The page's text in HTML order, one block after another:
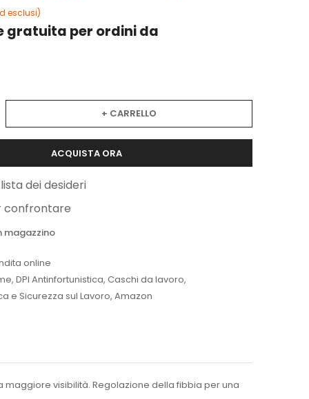
esclusi)
gratuita per ordini da
+ CARRELLO
ACQUISTA ORA
dei desideri
confrontare
magazzino
online
, DPI Antinfortunistica, Caschi da lavoro,
e Sicurezza sul Lavoro, Amazon
maggiore visibilità. Regolazione della fibbia per una